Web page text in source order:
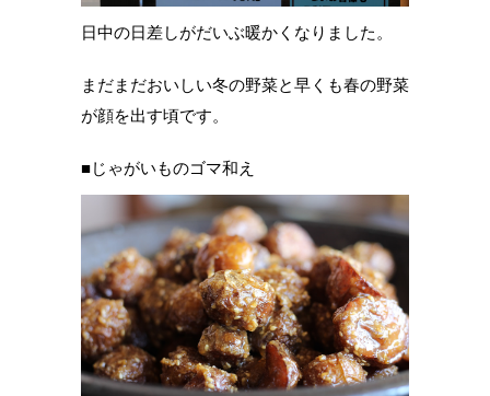
日中の日差しがだいぶ暖かくなりました。
まだまだおいしい冬の野菜と早くも春の野菜
が顔を出す頃です。
■じゃがいものゴマ和え